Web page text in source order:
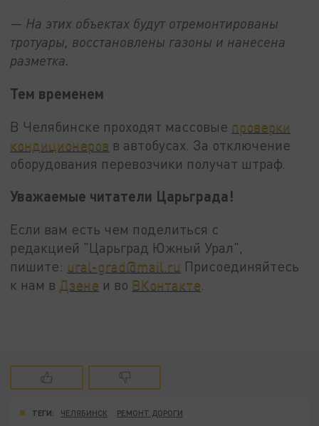
— На этих объектах будут отремонтированы
тротуары, восстановлены газоны и нанесена
разметка.
Тем временем
В Челябинске проходят массовые проверки
кондиционеров в автобусах. За отключение
оборудования перевозчики получат штраф.
Уважаемые читатели Царьграда!
Если вам есть чем поделиться с
редакцией "Царьград Южный Урал",
пишите: ural-grad@mail.ru Присоединяйтесь
к нам в Дзене и во ВКонтакте
ТЕГИ: ЧЕЛЯБИНСК РЕМОНТ ДОРОГИ